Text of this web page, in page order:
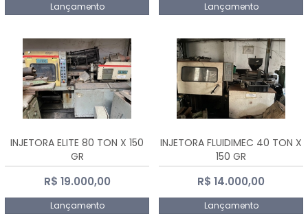
Lançamento Lançamento
INJETORA ELITE 80 TON X 150
GR
R$ 19.000,00
Lançamento
INJETORA FLUIDIMEC 40 TON X
150 GR
R$ 14.000,00
Lançamento